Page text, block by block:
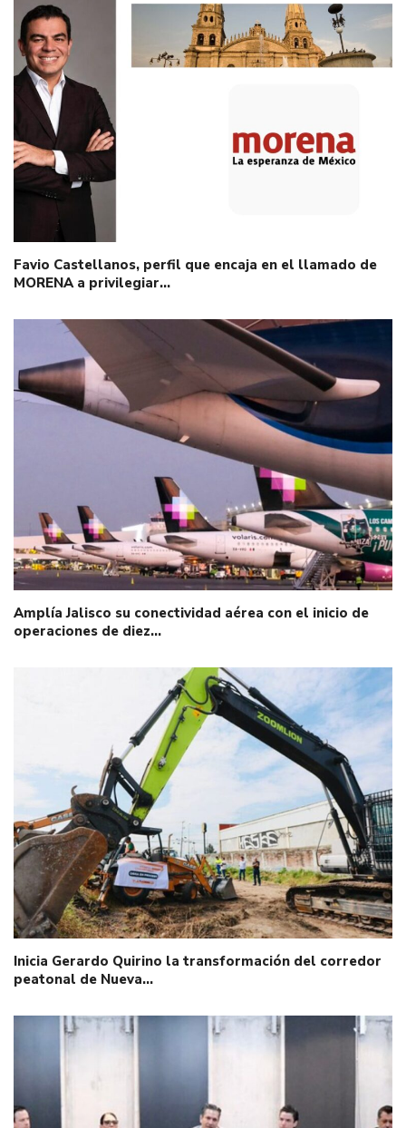
Favio Castellanos, perfil que encaja en el llamado de
MORENA a privilegiar…
Amplía Jalisco su conectividad aérea con el inicio de
operaciones de diez…
Inicia Gerardo Quirino la transformación del corredor
peatonal de Nueva…